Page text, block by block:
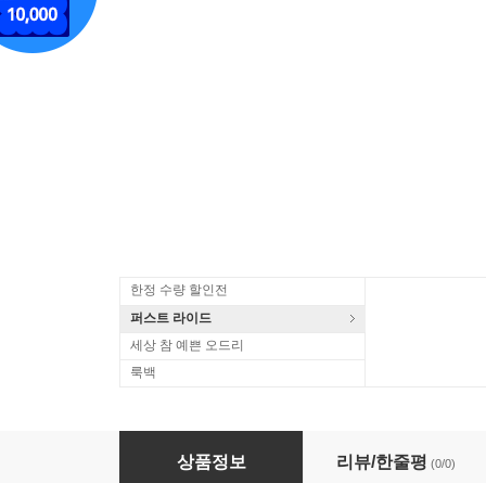
한정 수량 할인전
퍼스트 라이드
세상 참 예쁜 오드리
룩백
Diana Krall (다이애나 크롤) - Love Scenes
상품정보 리뷰/한줄평 (0/0)